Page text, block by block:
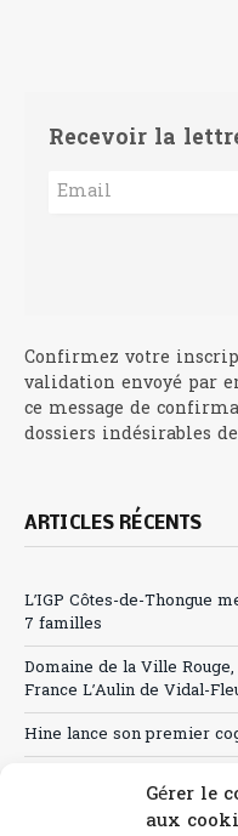
Gérer le
aux
Recevoir la
Confirmez votre
validation envoyé par
ce message de
dossiers indésirables
ARTICLES RÉCENTS
L’IGP Côtes-de-Thongue
7 familles
Domaine de la Ville
France L’Aulin de Vidal-
Hine lance son premier